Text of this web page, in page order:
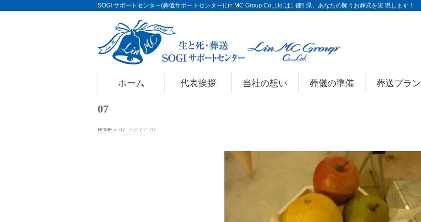
SOGI サポートセンター(葬儀サポートセンター)Lin MC Group Co.,Ltd.は1 都5 県、あなたの願うお葬式を実 現します！
ホーム 代表挨拶 当社の想い 葬儀の準備 葬送プラン
07
HOME » 07 メディア 07